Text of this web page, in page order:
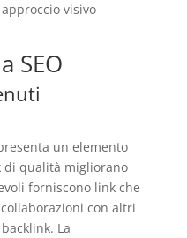
visivo
SEO
un elemento
di qualità migliorano
forniscono link che
con altri
La